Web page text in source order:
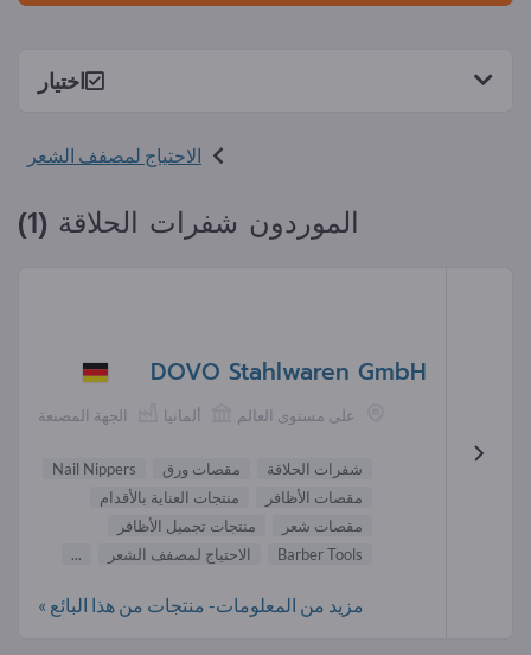
اختيار
الاحتياج لمصفف الشعر
الموردون شفرات الحلاقة (1)
DOVO Stahlwaren GmbH
الجهة المصنعة ألمانيا على مستوى العالم
شفرات الحلاقة مقصات ورق
Nail Nippers
مقصات الأظافر
منتجات العناية بالأقدام
مقصات شعر
منتجات تجميل الأظافر
Barber Tools
الاحتياج لمصفف الشعر ...
مزيد من المعلومات- منتجات من هذا البائع »